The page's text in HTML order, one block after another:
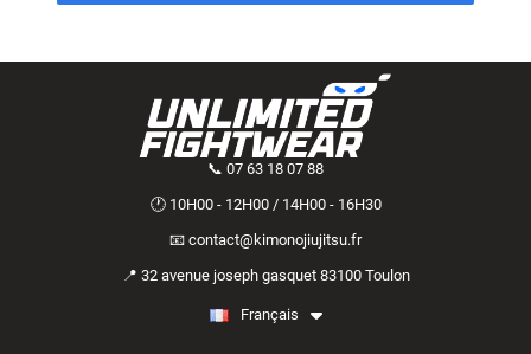
📞 07 63 18 07 88
🕐 10H00 - 12H00 / 14H00 - 16H30
📧 contact@kimonojiujitsu.fr
📍 32 avenue joseph gasquet 83100 Toulon
Français